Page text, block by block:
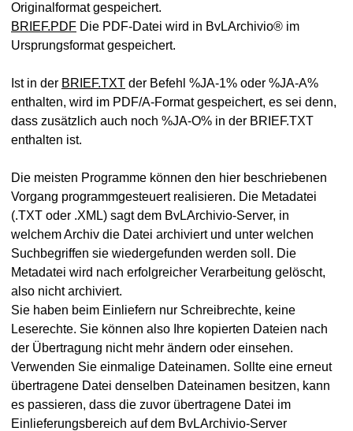
APP
Originalformat gespeichert.
BRIEF.PDF Die PDF-Datei wird in BvLArchivio® im
Ursprungsformat gespeichert.
Ist in der BRIEF.TXT der Befehl %JA-1% oder %JA-A%
enthalten, wird im PDF/A-Format gespeichert, es sei denn,
dass zusätzlich auch noch %JA-O% in der BRIEF.TXT
enthalten ist.
Die meisten Programme können den hier beschriebenen
Vorgang programmgesteuert realisieren. Die Metadatei
(.TXT oder .XML) sagt dem BvLArchivio-Server, in
welchem Archiv die Datei archiviert und unter welchen
Suchbegriffen sie wiedergefunden werden soll. Die
Metadatei wird nach erfolgreicher Verarbeitung gelöscht,
also nicht archiviert.
Sie haben beim Einliefern nur Schreibrechte, keine
Leserechte. Sie können also Ihre kopierten Dateien nach
der Übertragung nicht mehr ändern oder einsehen.
Verwenden Sie einmalige Dateinamen. Sollte eine erneut
übertragene Datei denselben Dateinamen besitzen, kann
es passieren, dass die zuvor übertragene Datei im
Einlieferungsbereich auf dem BvLArchivio-Server